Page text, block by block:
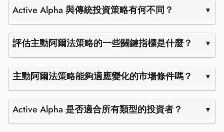
Active Alpha 與傳統投資策略有何不同？
評估主動阿爾法策略的一些關鍵指標是什麼？
主動阿爾法策略能夠適應變化的市場條件嗎？
Active Alpha 是否適合所有類型的投資者？